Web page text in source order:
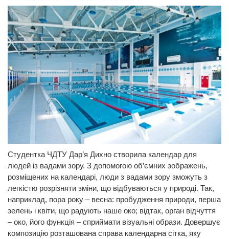
Студентка ЧДТУ Дар’я Дихно створила календар для
людей із вадами зору. З допомогою об’ємних зображень,
розміщених на календарі, люди з вадами зору зможуть з
легкістю розрізняти зміни, що відбуваються у природі. Так,
наприклад, пора року – весна: пробудження природи, перша
зелень і квіти, що радують наше око; відтак, орган відчуття
– око, його функція – сприймати візуальні образи. Довершує
композицію розташована справа календарна сітка, яку